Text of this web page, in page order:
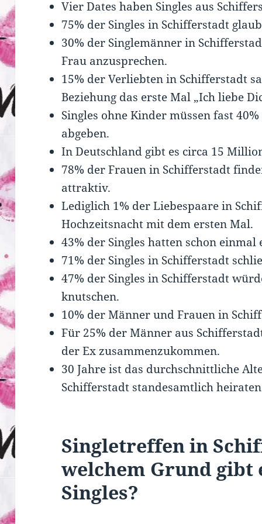
Vier Dates haben Singles aus
75% der Singles in Schifferstadt
30% der Singlemänner in
Frau anzusprechen.
15% der Verliebten in Schifferstadt
Beziehung das erste Mal „Ich liebe
Singles ohne Kinder müssen fast
abgeben.
In Deutschland gibt es circa 15
78% der Frauen in Schifferstadt
attraktiv.
Lediglich 1% der Liebespaare in
Hochzeitsnacht mit dem ersten Mal.
43% der Singles hatten schon
71% der Singles in Schifferstadt
47% der Singles in Schifferstadt
knutschen.
10% der Männer und Frauen in
Für 25% der Männer aus
der Ex zusammenzukommen.
30 Jahre ist das durchschnittliche
Schifferstadt standesamtlich
Singletreffen in
welchem Grund gibt
Singles?